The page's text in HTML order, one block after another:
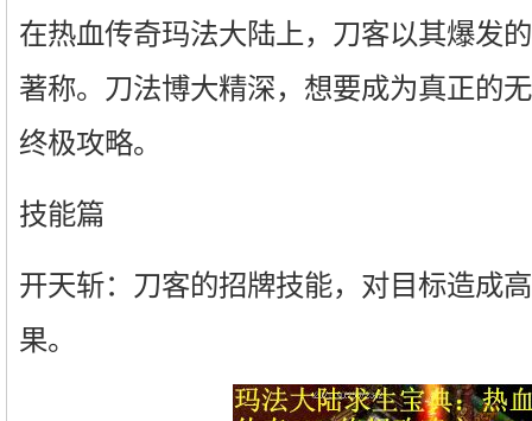
在热血传奇玛法大陆上，刀客以其爆发
著称。刀法博大精深，想要成为真正的
终极攻略。
技能篇
开天斩：刀客的招牌技能，对目标造成
果。